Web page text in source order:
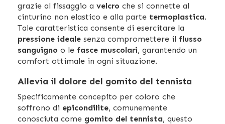
grazie al fissaggio a velcro che si connette al
cinturino non elastico e alla parte termoplastica.
Tale caratteristica consente di esercitare la
pressione ideale senza compromettere il flusso
sanguigno o le fasce muscolari, garantendo un
comfort ottimale in ogni situazione.
Allevia il dolore del gomito del tennista
Specificamente concepito per coloro che
soffrono di epicondilite, comunemente
conosciuta come gomito del tennista, questo